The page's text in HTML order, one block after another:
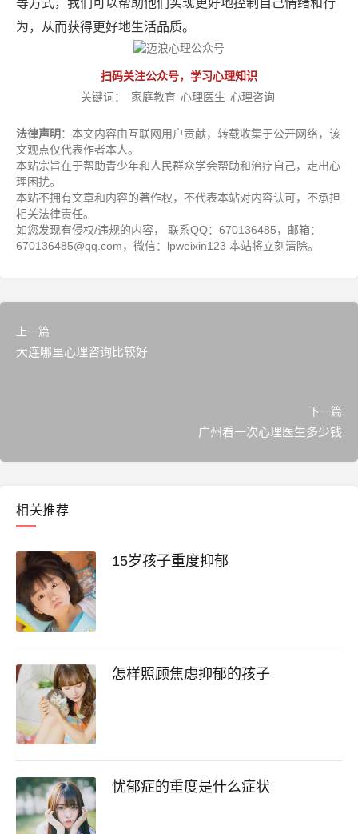
等方式，我们可以帮助他们实现更好地控制自己情绪和行
为，从而获得更好地生活品质。
扫码关注公众号，学习心理知识
关键词：
家庭教育 心理医生 心理咨询
法律声明 ：本文内容由互联网用户贡献，转载收集于公开网络，该
文观点仅代表作者本人。
本站宗旨在于帮助青少年和人民群众学会帮助和治疗自己，走出心
理困扰。
本站不拥有文章和内容的著作权，不代表本站对内容认可，不承担
相关法律责任。
如您发现有侵权/违规的内容， 联系QQ：670136485，邮箱：
670136485@qq.com，微信：lpweixin123 本站将立刻清除。
上一篇
大连哪里心理咨询比较好
下一篇
广州看一次心理医生多少钱
相关推荐
15岁孩子重度抑郁
怎样照顾焦虑抑郁的孩子
忧郁症的重度是什么症状